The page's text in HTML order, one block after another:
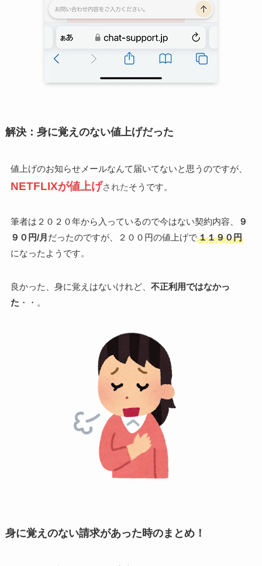
解決：身に覚えのない値上げだった
値上げのお知らせメールなんて届いてないと思うのですが、
NETFLIXが値上げされたそうです。
筆者は２０２０年から入っているので今はない契約内容、
９
９０円/月 だったのですが、２００円の値上げで１１９０円
になったようです。
良かった、身に覚えはないけれど、 不正利用ではなかっ
た ・・。
身に覚えのない請求があった時のまとめ！